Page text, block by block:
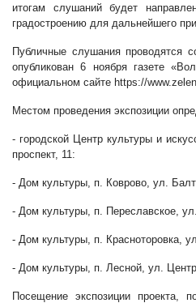
итогам слушаний будет
градостроению для дальнейшего
Публичные слушания проводятся
опубликован 6 ноября газете
официальном сайте https://
Местом проведения экспозиции
- городской Центр культуры и
проспект, 11:
- Дом культуры, п. Коврово, ул.
- Дом культуры, п. Переславское,
- Дом культуры, п. Красноторовка,
- Дом культуры, п. Лесной, ул.
Посещение экспозиции проекта,